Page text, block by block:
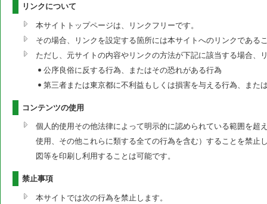
リンクについて
本サイトトップページは、リンクフリーです。
その場合、リンクを設定する箇所には本サイトへのリンクである
ただし、元サイトの内容やリンクの方法が下記に該当する場合、
公序良俗に反する行為、またはその恐れがある行為
第三者または東京都に不利益もしくは損害を与える行為、また
コンテンツの使用
個人的使用その他法律によって明示的に認められている範囲を
使用、その他これらに類する全ての行為を含む）することを禁
図等を印刷し利用することは可能です。
禁止事項
本サイトでは次の行為を禁止します。